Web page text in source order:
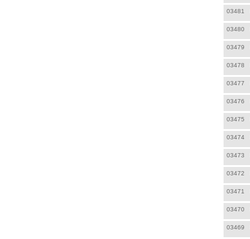
03481
03480
03479
03478
03477
03476
03475
03474
03473
03472
03471
03470
03469